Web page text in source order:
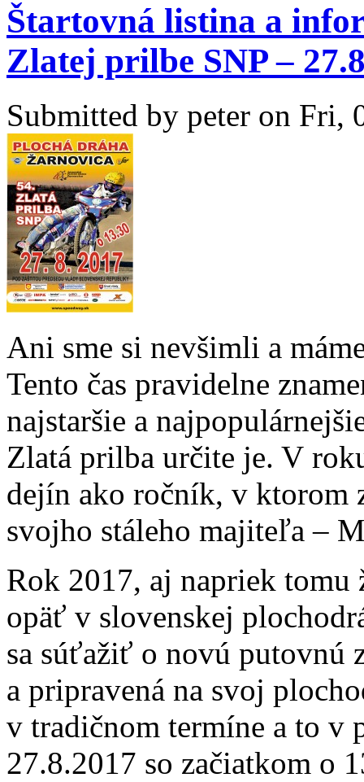
Štartovná listina a
Zlatej prilbe SNP –
Submitted by peter on Fri,
Ani sme si nevšimli a
Tento čas pravidelne
najstaršie a
Zlatá prilba určite je. V
dejín ako ročník, v ktorom
svojho stáleho majiteľa –
Rok 2017, aj napriek
opäť v slovenskej
sa súťažiť o novú putovnú
a pripravená na svoj
v tradičnom termíne a to v
27.8.2017 so začiatkom o